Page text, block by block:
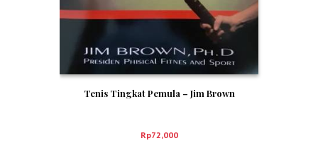
Tenis Tingkat Pemula – Jim Brown
Rp72,000